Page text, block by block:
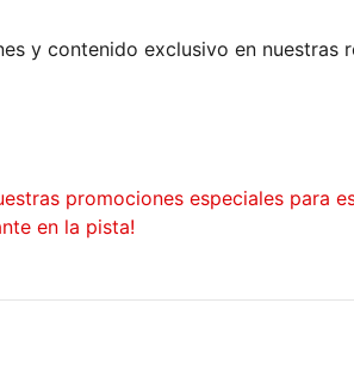
y contenido exclusivo en nuestras
promociones especiales para
en la pista!